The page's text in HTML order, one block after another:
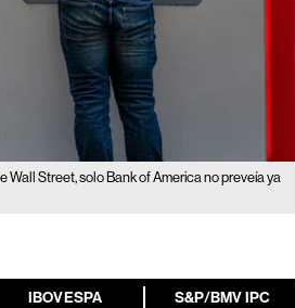
Wall Street, solo Bank of America no preveía ya
IBOVESPA S&P/BMV IPC